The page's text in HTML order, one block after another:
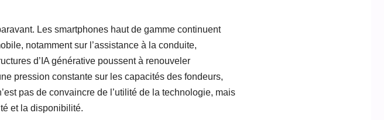
Les smartphones haut de gamme continuent
notamment sur l’assistance à la conduite,
d’IA générative poussent à renouveler
pression constante sur les capacités des fondeurs,
pas de convaincre de l’utilité de la technologie, mais
et la disponibilité.